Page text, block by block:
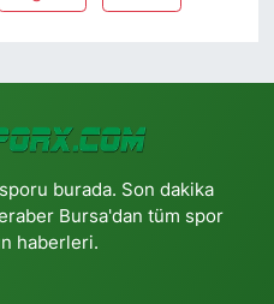
burada. Son dakika
Bursa'dan tüm spor
haberleri.